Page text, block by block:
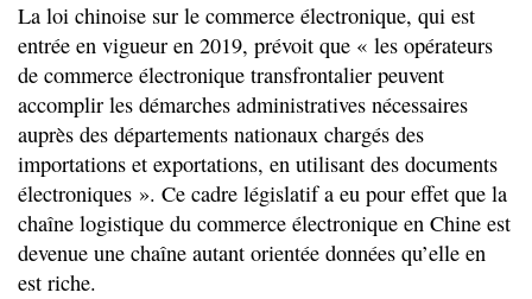
La loi chinoise sur le commerce électronique, qui est
entrée en vigueur en 2019, prévoit que « les opérateurs
de commerce électronique transfrontalier peuvent
accomplir les démarches administratives nécessaires
auprès des départements nationaux chargés des
importations et exportations, en utilisant des documents
électroniques ». Ce cadre législatif a eu pour effet que la
chaîne logistique du commerce électronique en Chine est
devenue une chaîne autant orientée données qu’elle en
est riche.